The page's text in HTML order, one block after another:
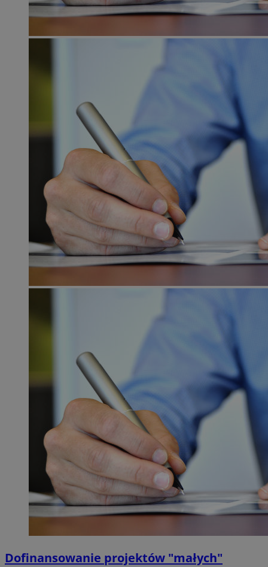
Dofinansowanie projektów "małych"